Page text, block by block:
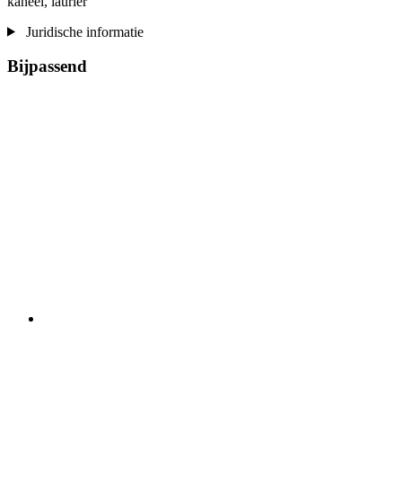
Juridische informatie
Bijpassend